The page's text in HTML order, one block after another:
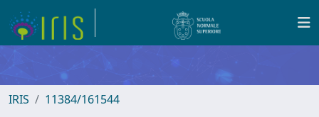
IRIS 11384/161544